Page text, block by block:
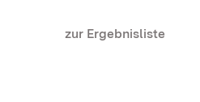
zur Ergebnisliste